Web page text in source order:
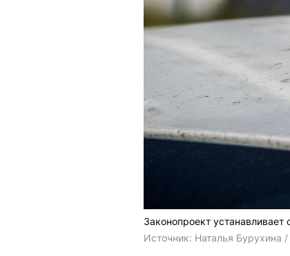
Законопроект
Источник: Наталья Бурухина /